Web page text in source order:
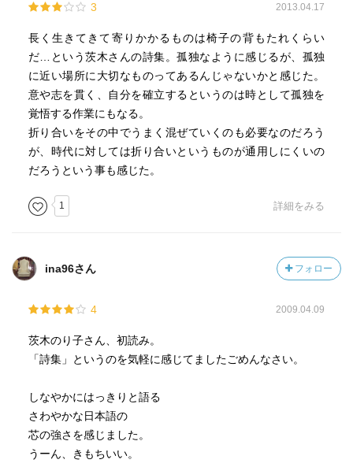
☆関連図書(既読)
「おんなのことば」茨木のり子著、童話屋、1994.08.17
「特別授業『自分の感受性くらい』」若松英輔著、NHK出
版、2018.12.30
（「MARC」データベースより）amazon
もはや いかなる権威にも倚りかかりたくはない ながく生き
て 心底学んだのはそれぐらい…。 静かに激しく紡ぐ、7年
ぶりの詩集。書き下ろしを含む15篇を収録。
3 2013.04.17
長く生きてきて寄りかかるものは椅子の背もたれくらい
だ…という茨木さんの詩集。孤独なように感じるが、孤独
に近い場所に大切なものってあるんじゃないかと感じた。
意や志を貫く、自分を確立するというのは時として孤独を
覚悟する作業にもなる。
折り合いをその中でうまく混ぜていくのも必要なのだろう
が、時代に対しては折り合いというものが通用しにくいの
だろうという事も感じた。
1 詳細をみる
ina96さん フォロー
4 2009.04.09
茨木のり子さん、初読み。
「詩集」というのを気軽に感じてましたごめんなさい。
しなやかにはっきりと語る
さわやかな日本語の
芯の強さを感じました。
うーん、きもちいい。